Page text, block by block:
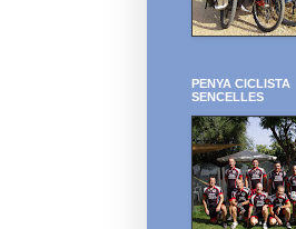
PENYA CICLISTA
SENCELLES